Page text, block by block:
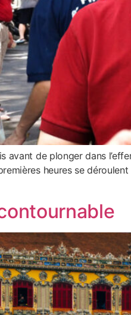
de plonger dans
heures se